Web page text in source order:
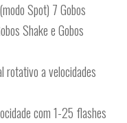
Spot) 7 Gobos
Shake e Gobos
rotativo a velocidades
com 1-25 flashes